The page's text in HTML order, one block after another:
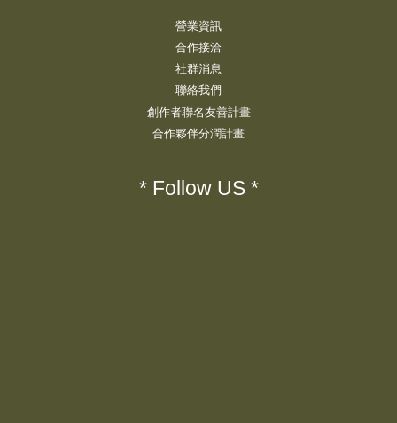
營業資訊
合作接洽
社群消息
聯絡我們
創作者聯名友善計畫
合作夥伴分潤計畫
* Follow US *